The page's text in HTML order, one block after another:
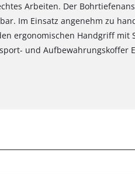
Arbeiten. Der
Im Einsatz angenehm zu
ergonomischen Handgriff mit
und Aufbewahrungskoffer